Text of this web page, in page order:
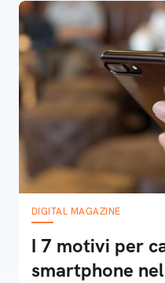
DIGITAL MAGAZINE
I 7 motivi per
smartphone